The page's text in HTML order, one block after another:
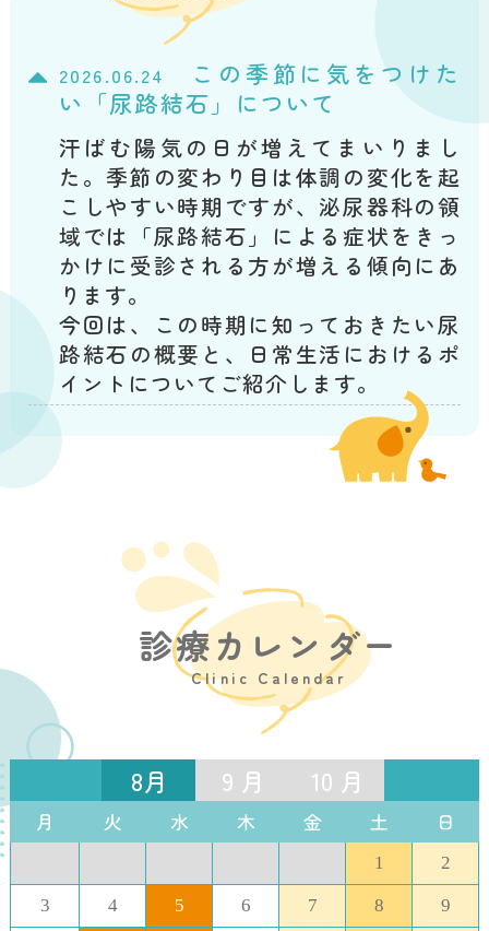
2026.06.24
この季節に気をつけた
い「尿路結石」について
汗ばむ陽気の日が増えてまいりまし
た。季節の変わり目は体調の変化を起
こしやすい時期ですが、泌尿器科の領
域では「尿路結石」による症状をきっ
かけに受診される方が増える傾向にあ
ります。
今回は、この時期に知っておきたい尿
路結石の概要と、日常生活におけるポ
イントについてご紹介します。
■ 尿路結石とは？
尿に含まれる成分が結晶化し、尿の通
結石が移動する際などに、脇腹や下腹
部に激しい痛みが生じたり、血尿が出
たりすることがあります。
■ 原因と対策
尿路結石は、季節的な環境の変化をは
じめ、食生活や運動習慣、体質など、
さまざまな要因が複雑に関連して発生
すると考えられています。
特にこれからの季節は、発汗量に対し
て水分摂取が十分でない場合、尿が濃
縮されることが結晶化の要因の一つと
されています。
診療カレンダー
Clinic Calendar
8月 9 月 10 月
月 火 水 木 金 土 日
1 2
3 4 5 6 7 8 9